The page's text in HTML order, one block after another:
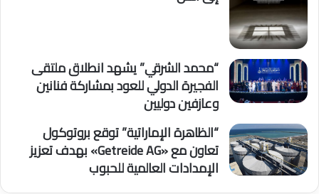
“محمد الشرقي” يشهد انطلاق ملتقى
الفجيرة الدولي للعود بمشاركة فنانين
وعازفين دوليين
“الظاهرة الإماراتية” توقع بروتوكول
تعاون مع «Getreide AG» بهدف تعزيز
الإمدادات العالمية للحبوب